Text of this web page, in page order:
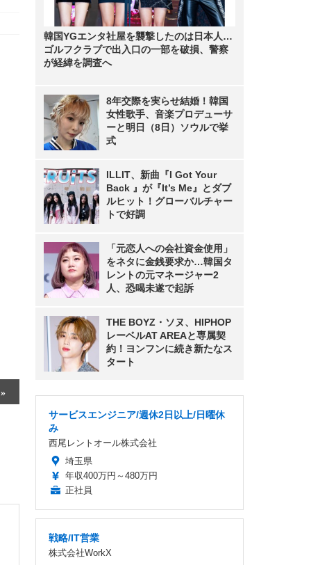
韓国YGエンタ社屋を襲撃したのは日本人…
ゴルフクラブで出入口の一部を破損、警察
が経緯を調査へ
8年交際を実らせ結婚！韓国
女性歌手、音楽プロデューサ
ーと明日（8日）ソウルで挙
式
ILLIT、新曲『I Got Your
Back 』が『It’s Me』とダブ
ルヒット！グローバルチャー
トで好調
「元恋人への会社資金使用」
をネタに金銭要求か…韓国タ
レントの元マネージャー2
人、恐喝未遂で起訴
THE BOYZ・ソヌ、HIPHOP
レーベルAT AREAと専属契
約！ヨンフンに続き新たなス
タート
サービスエンジニア/週休2日以上/日曜休
み
西尾レントオール株式会社
埼玉県
年収400万円～480万円
正社員
戦略/IT営業
株式会社WorkX